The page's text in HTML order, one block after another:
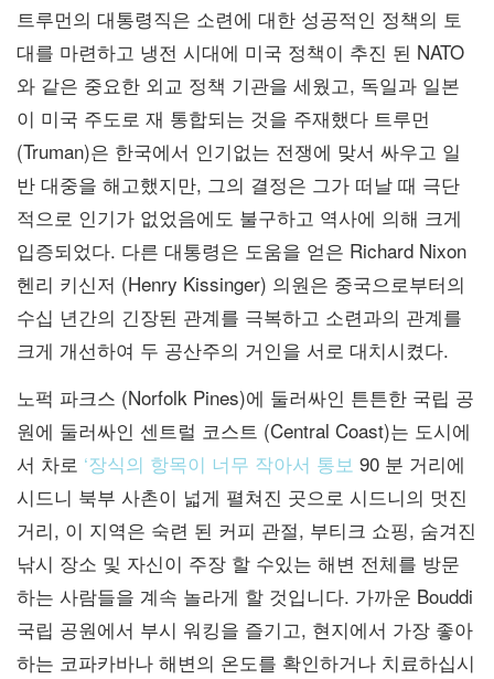
트루먼의 대통령직은 소련에 대한 성공적인 정책의 토
대를 마련하고 냉전 시대에 미국 정책이 추진 된 NATO
와 같은 중요한 외교 정책 기관을 세웠고, 독일과 일본
이 미국 주도로 재 통합되는 것을 주재했다 트루먼
(Truman)은 한국에서 인기없는 전쟁에 맞서 싸우고 일
반 대중을 해고했지만, 그의 결정은 그가 떠날 때 극단
적으로 인기가 없었음에도 불구하고 역사에 의해 크게
입증되었다. 다른 대통령은 도움을 얻은 Richard Nixon
헨리 키신저 (Henry Kissinger) 의원은 중국으로부터의
수십 년간의 긴장된 관계를 극복하고 소련과의 관계를
크게 개선하여 두 공산주의 거인을 서로 대치시켰다.
노퍽 파크스 (Norfolk Pines)에 둘러싸인 튼튼한 국립 공
원에 둘러싸인 센트럴 코스트 (Central Coast)는 도시에
서 차로 ‘장식의 항목이 너무 작아서 통보 90 분 거리에
시드니 북부 사촌이 넓게 펼쳐진 곳으로 시드니의 멋진
거리, 이 지역은 숙련 된 커피 관절, 부티크 쇼핑, 숨겨진
낚시 장소 및 자신이 주장 할 수있는 해변 전체를 방문
하는 사람들을 계속 놀라게 할 것입니다. 가까운 Bouddi
국립 공원에서 부시 워킹을 즐기고, 현지에서 가장 좋아
하는 코파카바나 해변의 온도를 확인하거나 치료하십시